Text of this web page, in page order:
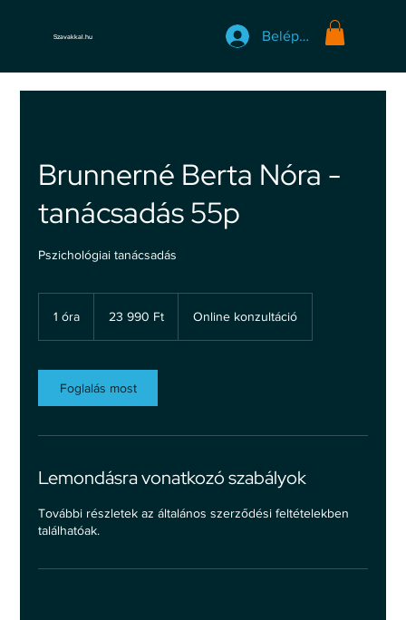
Szavakkal.hu Belépés
Brunnerné Berta Nóra -
tanácsadás 55p
Pszichológiai tanácsadás
1 óra
forint23 990 Ft Online konzultáció
Foglalás most
Lemondásra vonatkozó szabályok
További részletek az általános szerződési feltételekben
találhatóak.